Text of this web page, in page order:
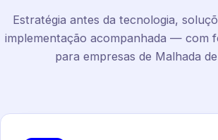
Estratégia antes da tecnologia,
implementação acompanhada — com
para empresas de Malhada